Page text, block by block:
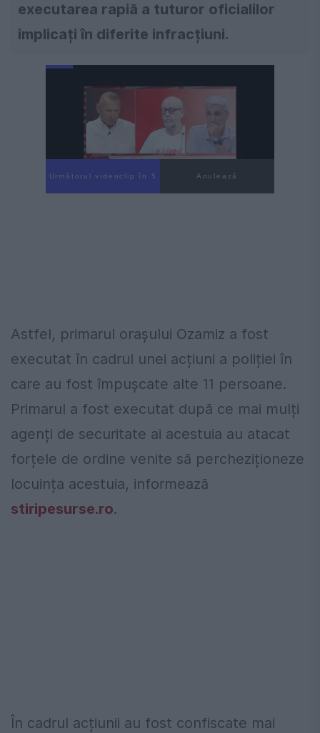
executarea rapiă a tuturor oficialilor
implicați în diferite infracțiuni.
Următorul videoclip în 4 Anulează
Astfel, primarul orașului Ozamiz a fost
executat în cadrul unei acțiuni a poliției în
care au fost împușcate alte 11 persoane.
Primarul a fost executat după ce mai mulți
agenți de securitate ai acestuia au atacat
forțele de ordine venite să percheziționeze
locuința acestuia, informează
stiripesurse.ro.
În cadrul acțiunii au fost confiscate mai